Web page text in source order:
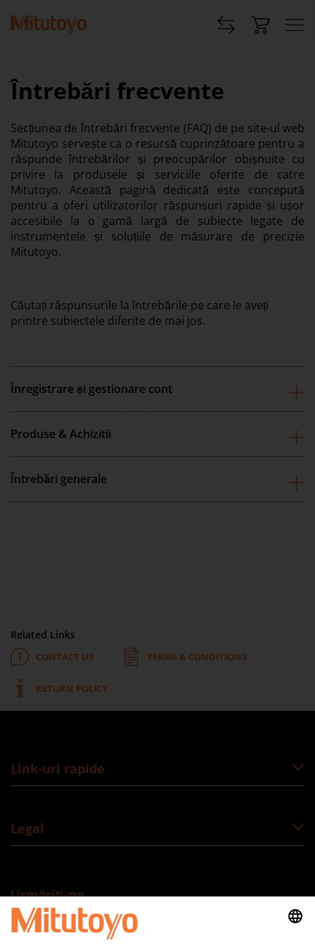
Întrebări frecvente
Secțiunea de întrebări frecvente (FAQ) de pe site-ul web
Mitutoyo servește ca o resursă cuprinzătoare pentru a
răspunde întrebărilor și preocupărilor obișnuite cu
privire la produsele și serviciile oferite de catre
Mitutoyo. Această pagină dedicată este concepută
pentru a oferi utilizatorilor răspunsuri rapide și ușor
accesibile la o gamă largă de subiecte legate de
instrumentele și soluțiile de măsurare de precizie
Mitutoyo.
Căutați răspunsurile la întrebările pe care le aveți
printre subiectele diferite de mai jos.
Înregistrare și gestionare cont
Produse & Achizitii
Întrebări generale
Related Links
CONTACT US TERMS & CONDITIONS
RETURN POLICY
Link-uri rapide
Legal
Urmăriți-ne